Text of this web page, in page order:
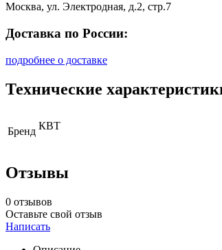
Москва, ул. Электродная, д.2, стр.7
Доставка по России:
подробнее о доставке
Технические
Бренд КВТ
Отзывы
0 отзывов
Оставьте свой отзыв
Написать